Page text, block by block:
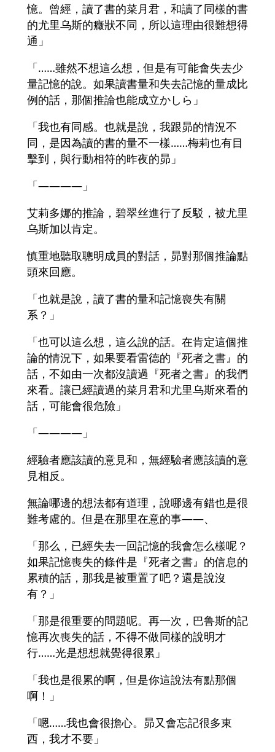
憶。曾經，讀了書的菜月君，和讀了同樣的書
的尤里乌斯的癥狀不同，所以這理由很難想得
通」
「……雖然不想這么想，但是有可能會失去少
量記憶的說。如果讀書量和失去記憶的量成比
例的話，那個推論也能成立かしら」
「我也有同感。也就是說，我跟昴的情況不
同，是因為讀的書的量不一樣……梅莉也有目
擊到，與行動相符的昨夜的昴」
「――――」
艾莉多娜的推論，碧翠丝進行了反駁，被尤里
乌斯加以肯定。
慎重地聽取聰明成員的對話，昴對那個推論點
頭來回應。
「也就是說，讀了書的量和記憶喪失有關
系？」
「也可以這么想，這么說的話。在肯定這個推
論的情況下，如果要看雷德的『死者之書』的
話，不如由一次都沒讀過『死者之書』的我們
來看。讓已經讀過的菜月君和尤里乌斯來看的
話，可能會很危險」
「――――」
經驗者應該讀的意見和，無經驗者應該讀的意
見相反。
無論哪邊的想法都有道理，說哪邊有錯也是很
難考慮的。但是在那里在意的事――、
「那么，已經失去一回記憶的我會怎么樣呢？
如果記憶喪失的條件是『死者之書』的信息的
累積的話，那我是被重置了吧？還是說沒
有？」
「那是很重要的問題呢。再一次，巴鲁斯的記
憶再次喪失的話，不得不做同樣的說明才
行……光是想想就覺得很累」
「我也是很累的啊，但是你這說法有點那個
啊！」
「嗯……我也會很擔心。昴又會忘記很多東
西，我才不要」